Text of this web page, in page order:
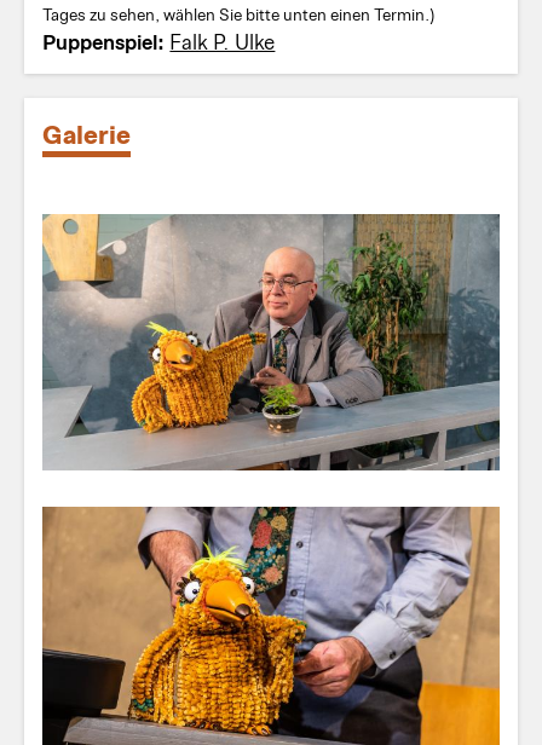
Tages zu sehen, wählen Sie bitte unten einen Termin.)
Puppenspiel: Falk P. Ulke
Galerie